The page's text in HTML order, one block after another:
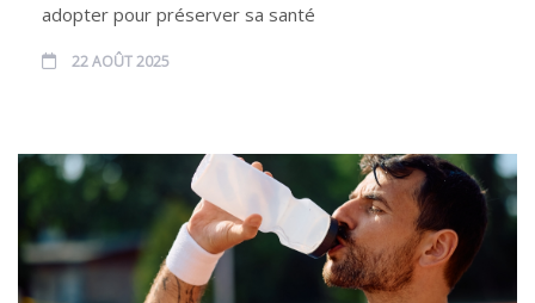
adopter pour préserver sa santé
22 AOÛT 2025